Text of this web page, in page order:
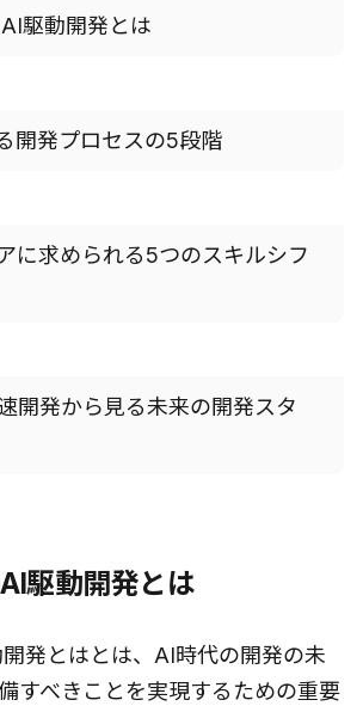
駆動開発とは
開発プロセスの5段階
に求められる5つのスキルシフ
開発から見る未来の開発スタ
駆動開発とは
発とはとは、AI時代の開発の未
すべきことを実現するための重要